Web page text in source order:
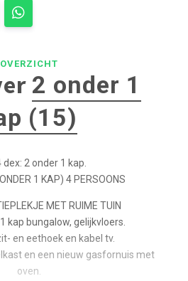
OVERZICHT
2 onder 1
(15)
dex: 2 onder 1 kap.
1 KAP) 4 PERSOONS
MET RUIME TUIN
kap bungalow, gelijkvloers.
en eethoek en kabel tv.
en een nieuw gasfornuis met
oven.